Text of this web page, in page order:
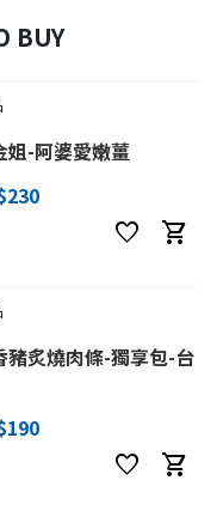
BUY
姐-阿婆愛嫩薑
favorite shopping_cart
豬炙燒肉條-獨享包-台
favorite shopping_cart